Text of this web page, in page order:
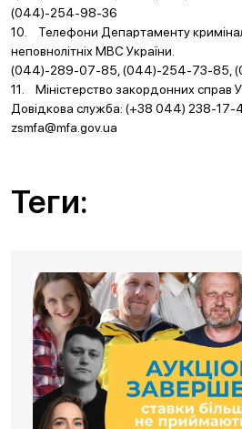
(044)-254-98-36
10. Телефони Департаменту
неповнолітніх МВС України.
(044)-289-07-85, (044)-254-73-85,
11. Міністерство закордонних справ
Довідкова служба: (+38 044) 238-17-
zsmfa@mfa.gov.ua
Теги: